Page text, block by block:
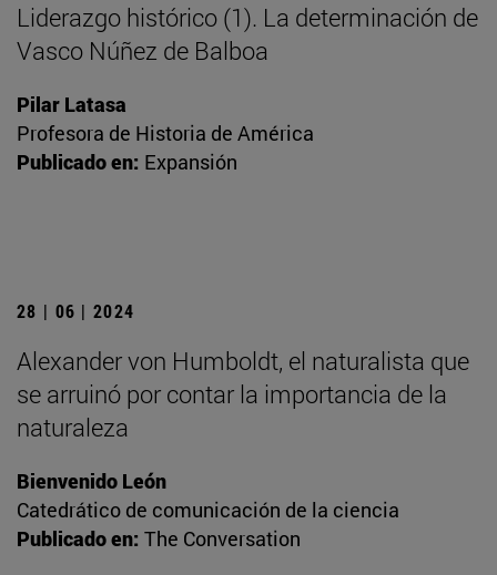
Liderazgo histórico (1). La determinación de
Vasco Núñez de Balboa
Pilar Latasa
Profesora de Historia de América
Publicado en: Expansión
28 | 06 | 2024
Alexander von Humboldt, el naturalista que
se arruinó por contar la importancia de la
naturaleza
Bienvenido León
Catedrático de comunicación de la ciencia
Publicado en: The Conversation